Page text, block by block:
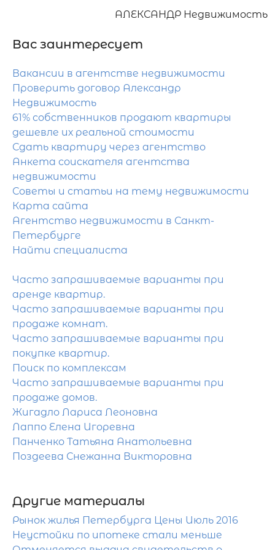
АЛЕКСАНДР Недвижимость
Вас заинтересует
Вакансии в агентстве недвижимости
Проверить договор Александр
Недвижимость
61% собственников продают квартиры
дешевле их реальной стоимости
Сдать квартиру через агентство
Анкета соискателя агентства
недвижимости
Советы и статьи на тему недвижимости
Карта сайта
Агентство недвижимости в Санкт-
Петербурге
Найти специалиста
Часто запрашиваемые варианты при
аренде квартир.
Часто запрашиваемые варианты при
продаже комнат.
Часто запрашиваемые варианты при
покупке квартир.
Поиск по комплексам
Часто запрашиваемые варианты при
продаже домов.
Жигадло Лариса Леоновна
Лаппо Елена Игоревна
Панченко Татьяна Анатольевна
Поздеева Снежанна Викторовна
Другие материалы
Рынок жилья Петербурга Цены Июль 2016
Неустойки по ипотеке стали меньше